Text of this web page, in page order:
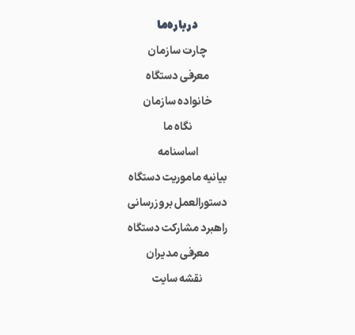
درباره‌ما
چارت سازمان
معرفی دستگاه
خانواده سازمان
نگاه ما
اساسنامه
بیانیه ماموریت دستگاه
دستورالعمل بروزرسانی
راهبرد مشارکت دستگاه
معرفی مدیران
نقشه سایت